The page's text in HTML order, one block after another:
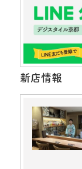
新店情報